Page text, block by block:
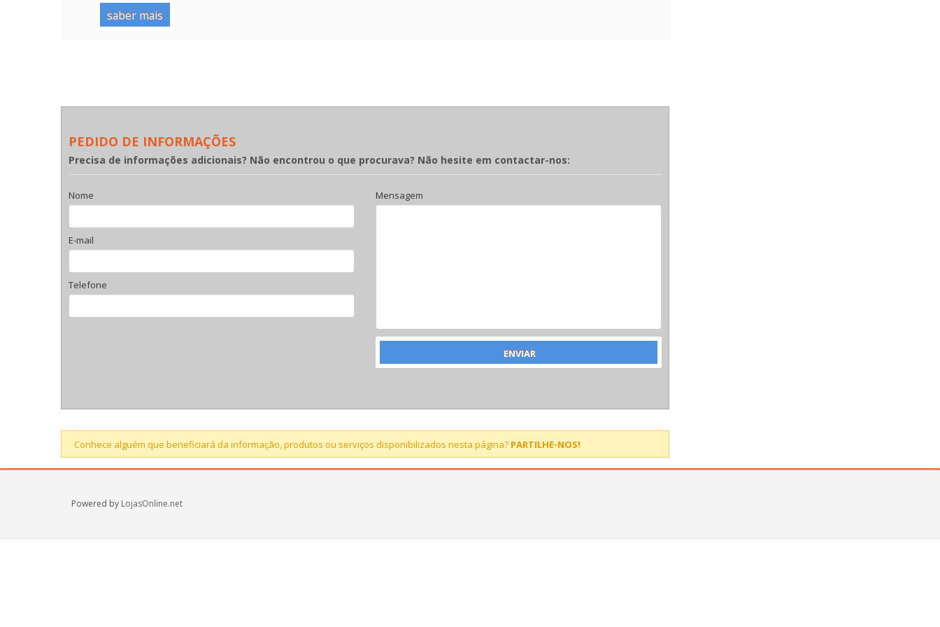
saber mais
PEDIDO DE INFORMAÇÕES
Precisa de informações adicionais? Não encontrou o que procurava? Não hesite em contactar-nos:
Nome
E-mail
Telefone
Mensagem
Conhece alguém que beneficiará da informação, produtos ou serviços disponibilizados nesta página? PARTILHE-NOS!
Powered by LojasOnline.net